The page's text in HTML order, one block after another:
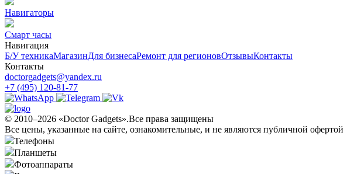
Навигаторы
Смарт часы
Навигация
Б/У техникaМагазинДля бизнесаРемонт для регионовОтзывыКонтакты
Контакты
doctorgadgets@yandex.ru
+7 (495) 120-81-77
© 2010–2026 «Doctor Gadgets».Все права защищены
Все цены, указанные на сайте, ознакомительные, и не являются публичной офертой
Телефоны
Планшеты
Фотоаппараты